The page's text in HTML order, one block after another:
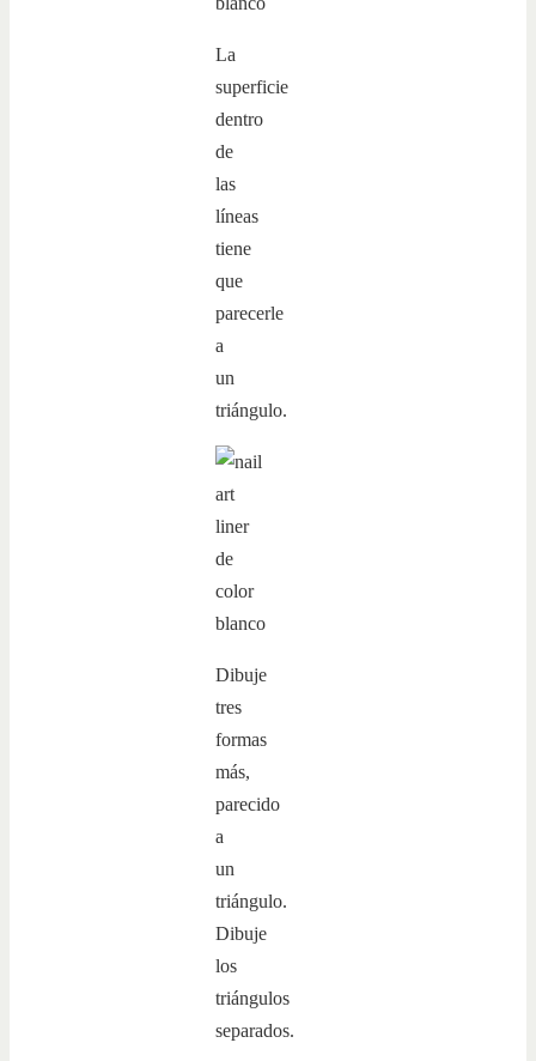
La
superficie
dentro
de
las
líneas
tiene
que
parecerle
a
un
triángulo.
Dibuje
tres
formas
más,
parecido
a
un
triángulo.
Dibuje
los
triángulos
separados.